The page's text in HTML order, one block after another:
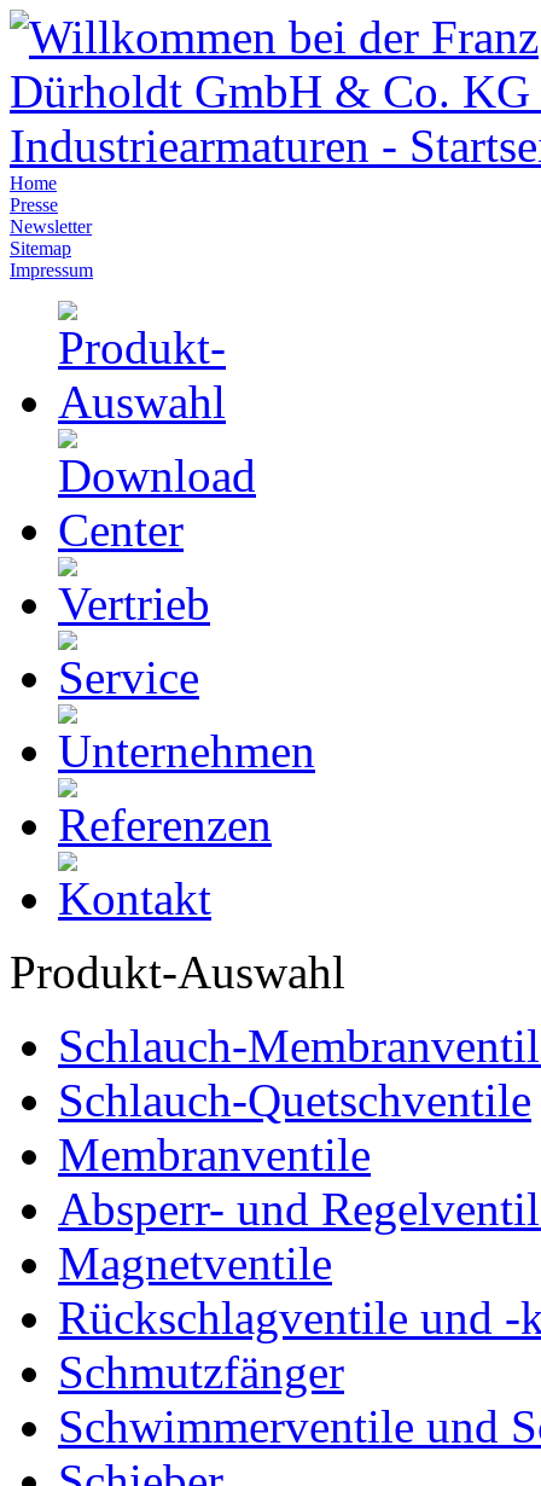
Home
Presse
Newsletter
Sitemap
Impressum
Produkt-Auswahl
Schlauch-
Schlauch-Quetschventile
Membranventile
Absperr- und
Magnetventile
Rückschlagventile und -
Schmutzfänger
Schwimmerventile und